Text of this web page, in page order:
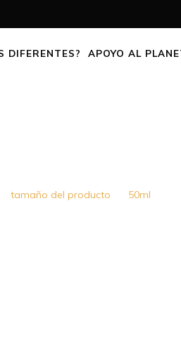
DIFERENTES? APOYO AL
tamaño del producto 50ml